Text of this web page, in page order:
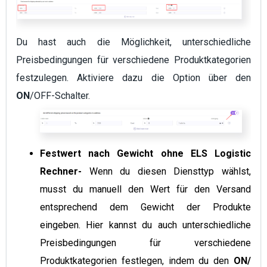
Du hast auch die Möglichkeit, unterschiedliche
Preisbedingungen für verschiedene Produktkategorien
festzulegen. Aktiviere dazu die Option über den
ON/OFF-Schalter.
Festwert nach Gewicht ohne ELS Logistic
Rechner- Wenn du diesen Diensttyp wählst,
musst du manuell den Wert für den Versand
entsprechend dem Gewicht der Produkte
eingeben. Hier kannst du auch unterschiedliche
Preisbedingungen für verschiedene
Produktkategorien festlegen, indem du den ON/